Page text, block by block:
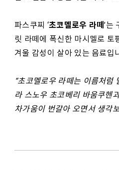
파스쿠찌 ‘초코멜로우 라떼’는
릿 라떼에 폭신한 마시멜로 토
겨울 감성이 살아 있는 음료입
“초코멜로우 라떼는 이름처럼
라 스노우 초코베리 바움쿠헨
차가움이 번갈아 오면서 생각